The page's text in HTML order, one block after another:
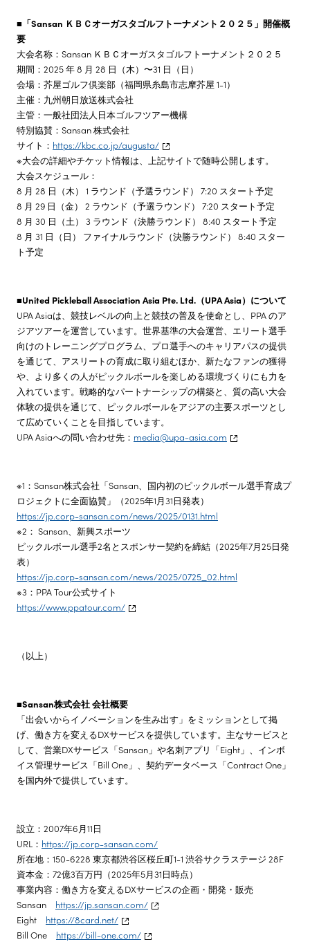
■「Sansan ＫＢＣオーガスタゴルフトーナメント２０２５」開催概
要
大会名称：Sansan ＫＢＣオーガスタゴルフトーナメント２０２５
期間：2025 年 8 月 28 日（木）〜31 日（日）
会場：芥屋ゴルフ倶楽部（福岡県糸島市志摩芥屋 1-1）
主催：九州朝日放送株式会社
主管：一般社団法人日本ゴルフツアー機構
特別協賛：Sansan 株式会社
サイト： https://kbc.co.jp/augusta/
※大会の詳細やチケット情報は、上記サイトで随時公開します。
大会スケジュール：
8 月 28 日（木） 1 ラウンド（予選ラウンド） 7:20 スタート予定
8 月 29 日（金） 2 ラウンド（予選ラウンド） 7:20 スタート予定
8 月 30 日（土） 3 ラウンド（決勝ラウンド） 8:40 スタート予定
8 月 31 日（日） ファイナルラウンド（決勝ラウンド） 8:40 スター
ト予定
■United Pickleball Association Asia Pte. Ltd.（UPA Asia）について
UPA Asiaは、競技レベルの向上と競技の普及を使命とし、PPA のア
ジアツアーを運営しています。世界基準の大会運営、エリート選手
向けのトレーニングプログラム、プロ選手へのキャリアパスの提供
を通じて、アスリートの育成に取り組むほか、新たなファンの獲得
や、より多くの人がピックルボールを楽しめる環境づくりにも力を
入れています。戦略的なパートナーシップの構築と、質の高い大会
体験の提供を通じて、ピックルボールをアジアの主要スポーツとし
て広めていくことを目指しています。
UPA Asiaへの問い合わせ先： media@upa-asia.com
※1：Sansan株式会社「Sansan、国内初のピックルボール選手育成プ
ロジェクトに全面協賛」（2025年1月31日発表）
https://jp.corp-sansan.com/news/2025/0131.html
※2： Sansan、新興スポーツ
ピックルボール選手2名とスポンサー契約を締結（2025年7月25日発
表）
https://jp.corp-sansan.com/news/2025/0725_02.html
※3：PPA Tour公式サイト
https://www.ppatour.com/
（以上）
■Sansan株式会社 会社概要
「出会いからイノベーションを生み出す」をミッションとして掲
げ、働き方を変えるDXサービスを提供しています。主なサービスと
して、営業DXサービス「Sansan」や名刺アプリ「Eight」、インボ
イス管理サービス「Bill One」、契約データベース「Contract One」
を国内外で提供しています。
設立：2007年6月11日
URL： https://jp.corp-sansan.com/
所在地：150-6228 東京都渋谷区桜丘町1-1 渋谷サクラステージ 28F
資本金：72億3百万円（2025年5月31日時点）
事業内容：働き方を変えるDXサービスの企画・開発・販売
Sansan https://jp.sansan.com/
Eight https://8card.net/
Bill One https://bill-one.com/